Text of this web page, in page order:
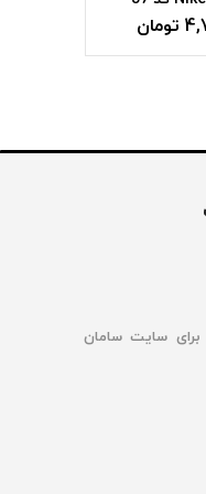
تومان
حقوق برای سایت سامان